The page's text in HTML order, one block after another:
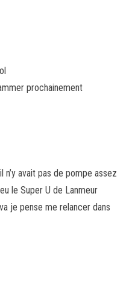
prochainement
avait pas de pompe assez
le Super U de Lanmeur
je pense me relancer dans